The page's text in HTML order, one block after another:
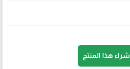
شراء هذا المنتج